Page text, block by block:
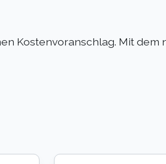
Kostenvoranschlag. Mit